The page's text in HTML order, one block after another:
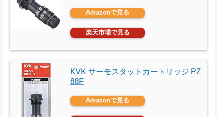
Amazonで見る
楽天市場で見る
KVK サーモスタットカートリッジ PZ
88F
Amazonで見る